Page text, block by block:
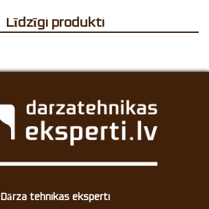
Līdzīgi produkti
Dārza tehnikas eksperti